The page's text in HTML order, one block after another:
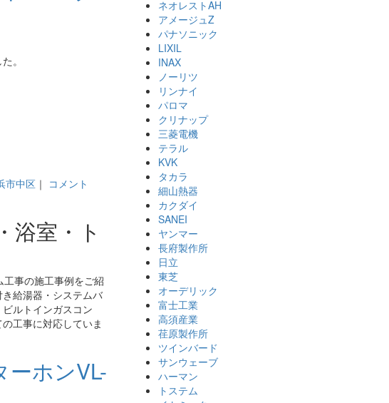
。
市中区 ｜ コメント
浴室・ト
事の施工事例をご紹
給湯器・システムバ
ルトインガスコン
工事に対応していま
ホンVL-
ネオレストAH
アメージュZ
パナソニック
LIXIL
INAX
ノーリツ
リンナイ
パロマ
クリナップ
三菱電機
テラル
KVK
タカラ
細山熱器
カクダイ
SANEI
ヤンマー
長府製作所
日立
東芝
オーデリック
富士工業
高須産業
荏原製作所
ツインバード
サンウェーブ
ハーマン
トステム